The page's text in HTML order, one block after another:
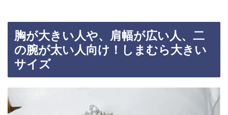
胸が大きい人や、肩幅が広い人、二
の腕が太い人向け！しまむら大きい
サイズ